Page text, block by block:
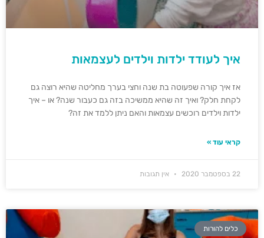
איך לעודד ילדות וילדים לעצמאות
אז איך קורה שפעוטה בת שנה וחצי בערך מחליטה שהיא רוצה גם
לקחת חלק? ואיך זה שהיא ממשיכה בזה גם כעבור שנה? או – איך
ילדות וילדים רוכשים עצמאות והאם ניתן ללמד את זה?
קראי עוד »
22 בספטמבר 2020 אין תגובות
כלים להורות